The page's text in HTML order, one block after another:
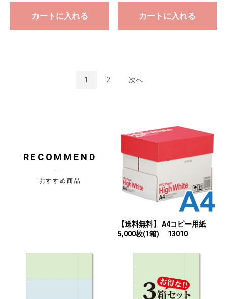
カートに入れる カートに入れる
1 2 次へ
RECOMMEND
おすすめ商品
【送料無料】 A4コピー用紙
5,000枚(1箱) 13010